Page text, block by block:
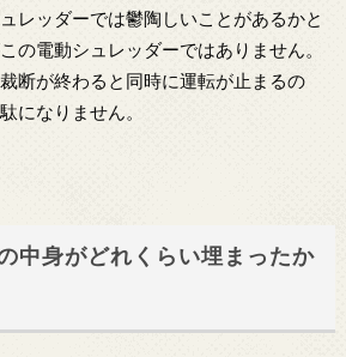
レッダーでは鬱陶しいことがあるかと
の電動シュレッダーではありません。
断が終わると同時に運転が止まるの
になりません。
中身がどれくらい埋まったか